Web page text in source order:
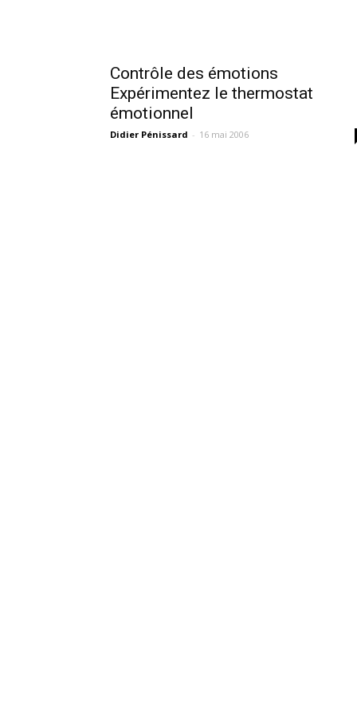
Contrôle des émotions
Expérimentez le thermostat
émotionnel
Didier Pénissard - 16 mai 2006